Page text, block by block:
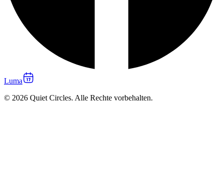
Luma
© 2026 Quiet Circles. Alle Rechte vorbehalten.